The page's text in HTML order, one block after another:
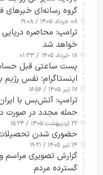
گروه رسانه‌ای خبرهای
رسانه‌های هوشمند و
۰۸ خرداد ۱۴۰۵ / ۱۹:۰۸
ترامپ: محاصره دریایی
خواهد شد
۱۸ خرداد ۱۴۰۵ / ۰۱:۳۳
پست ساعتی قبل حساب
اینستاگرام؛ نفس
۱۷ تیر ۱۴۰۵ / ۱۶:۵۶
ترامپ: آتش‌بس با
حمله مجدد در صورت
۲۲ اردیبهشت ۱۴۰۵ / ۱۵:۲۴
حضوری شدن تحصیلات
۱۴ تیر ۱۴۰۵ / ۱۹:۲۱
گزارش تصویری مراسم
گسترده مردم